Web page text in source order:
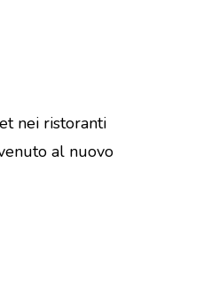
nei ristoranti
al nuovo